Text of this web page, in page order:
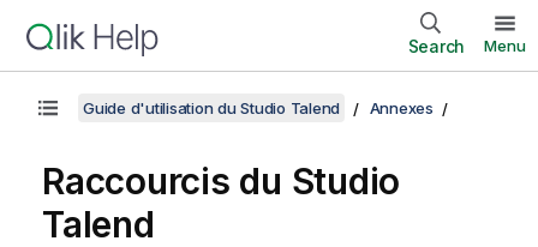
Search Menu
Guide d'utilisation du Studio Talend Annexes
Raccourcis du Studio
Talend